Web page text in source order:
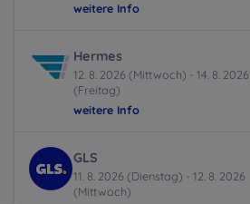
weitere Info
Hermes
12. 8. 2026 (Mittwoch) - 14. 8. 2026
(Freitag)
weitere Info
GLS
11. 8. 2026 (Dienstag) - 12. 8. 2026
(Mittwoch)